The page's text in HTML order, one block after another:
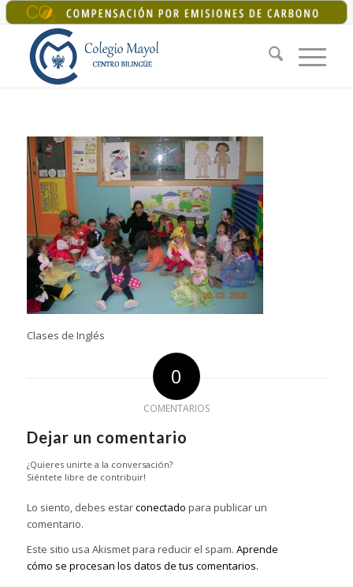
+34 925 22 07 33| colegiomayol@colegiomayol.es
Clases de Inglés
0
COMENTARIOS
Dejar un comentario
¿Quieres unirte a la conversación?
Siéntete libre de contribuir!
Lo siento, debes estarconectado para publicar un
comentario.
Este sitio usa Akismet para reducir el spam. Aprende
cómo se procesan los datos de tus comentarios.